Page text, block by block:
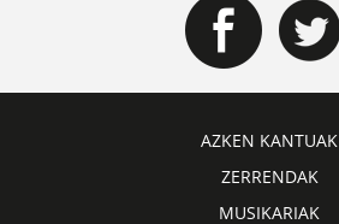
AZKEN KANTUAK
ZERRENDAK
MUSIKARIAK